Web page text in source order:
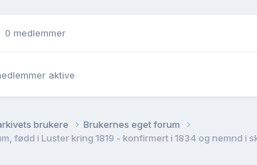
0 medlemmer
aktive
brukere
Brukernes eget forum
fødd i Luster kring 1819 - konfirmert i 1834 og nemnd i